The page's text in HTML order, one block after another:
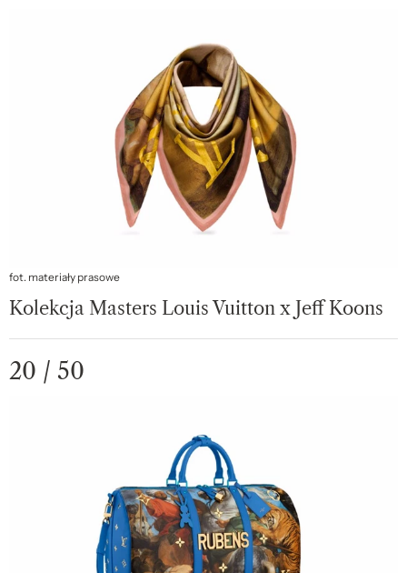
fot. materiały prasowe
Kolekcja Masters Louis Vuitton x Jeff Koons
20 / 50